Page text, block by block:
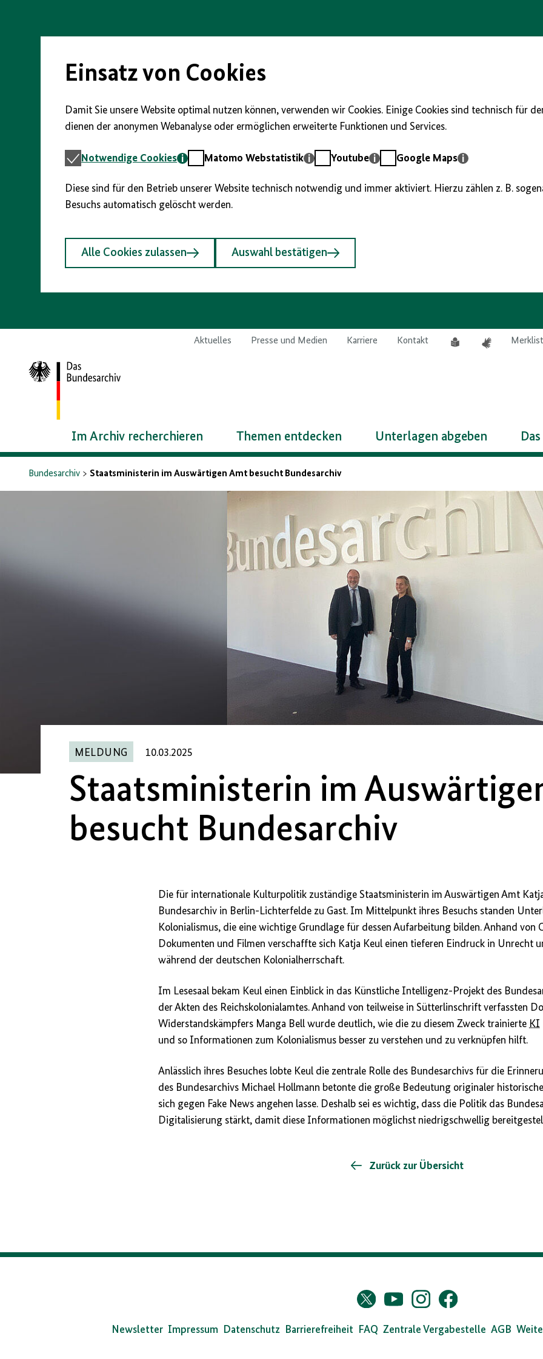
Seiteninhalt
Einsatz von Cookies
Damit Sie unsere Website optimal nutzen können, verwenden wir Cookies. Einige Cookies sind technisch für
dienen der anonymen Webanalyse oder ermöglichen erweiterte Funktionen und Services.
Notwendige
Notwendige Cookies
MatomoMatomo Webstatistik YoutubeYoutube
GoogleGoogle Maps
Diese sind für den Betrieb unserer Website technisch notwendig und immer aktiviert. Hierzu zählen z. B.
Besuchs automatisch gelöscht werden.
Alle Cookies zulassen Auswahl bestätigen
Aktuelles Presse und Medien Karriere Kontakt
Leichte
Zur
Startseite
Im Archiv recherchieren Themen entdecken Unterlagen abgeben
Bundesarchiv Staatsministerin im Auswärtigen Amt besucht Bundesarchiv
MELDUNG 10.03.2025
Staatsministerin im
besucht Bundesarchiv
Die für internationale Kulturpolitik zuständige Staatsministerin im Auswärtigen Amt
Bundesarchiv in Berlin-Lichterfelde zu Gast. Im Mittelpunkt ihres Besuchs standen
Kolonialismus, die eine wichtige Grundlage für dessen Aufarbeitung bilden. Anhand von
Dokumenten und Filmen verschaffte sich Katja Keul einen tieferen Eindruck in Unrecht
während der deutschen Kolonialherrschaft.
Im Lesesaal bekam Keul einen Einblick in das Künstliche Intelligenz-Projekt des
der Akten des Reichskolonialamtes. Anhand von teilweise in Sütterlinschrift verfassten
Widerstandskämpfers Manga Bell wurde deutlich, wie die zu diesem Zweck trainierte KI
und so Informationen zum Kolonialismus besser zu verstehen und zu verknüpfen hilft.
Anlässlich ihres Besuches lobte Keul die zentrale Rolle des Bundesarchivs für die
des Bundesarchivs Michael Hollmann betonte die große Bedeutung originaler
sich gegen Fake News angehen lasse. Deshalb sei es wichtig, dass die Politik das
Digitalisierung stärkt, damit diese Informationen möglichst niedrigschwellig
Zurück zur Übersicht
Bundearchiv
Twitter
X
YouTubeInstagramFacebook
Newsletter Impressum Datenschutz Barrierefreiheit FAQ Zentrale Vergabestelle AGB